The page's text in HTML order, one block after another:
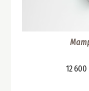
Цена
12 600